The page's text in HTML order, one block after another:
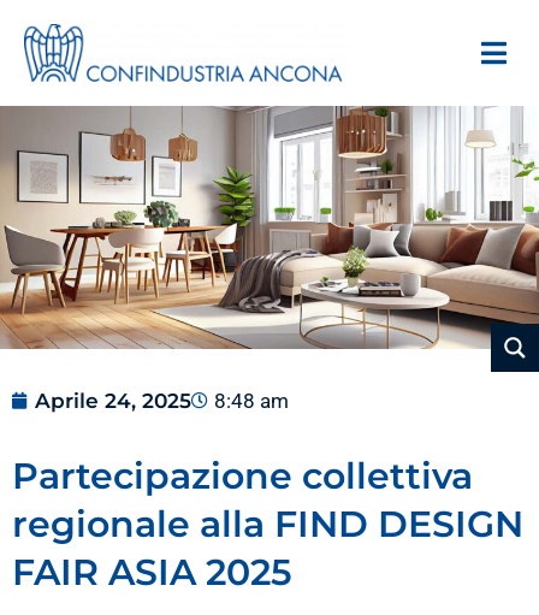
Aprile 24, 2025 8:48 am
Partecipazione collettiva
regionale alla FIND DESIGN
FAIR ASIA 2025